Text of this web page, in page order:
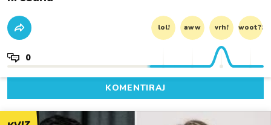
lol! aww vrh! woot?!
0
KOMENTIRAJ